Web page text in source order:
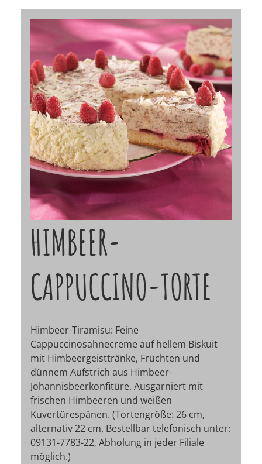
HIMBEER-
CAPPUCCINO-TORTE
Himbeer-Tiramisu: Feine
Cappuccinosahnecreme auf hellem Biskuit
mit Himbeergeisttränke, Früchten und
dünnem Aufstrich aus Himbeer-
Johannisbeerkonfitüre. Ausgarniert mit
frischen Himbeeren und weißen
Kuvertürespänen. (Tortengröße: 26 cm,
alternativ 22 cm. Bestellbar telefonisch unter:
09131-7783-22, Abholung in jeder Filiale
möglich.)